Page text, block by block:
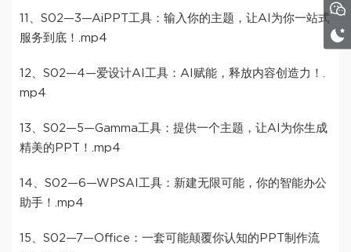
11、S02—3—AiPPT工具：输入你的主题，让AI为你一站式
服务到底！.mp4
12、S02—4—爱设计AI工具：AI赋能，释放内容创造力！.
mp4
13、S02—5—Gamma工具：提供一个主题，让AI为你生成
精美的PPT！.mp4
14、S02—6—WPSAI工具：新建无限可能，你的智能办公
助手！.mp4
15、S02—7—Office：一套可能颠覆你认知的PPT制作流